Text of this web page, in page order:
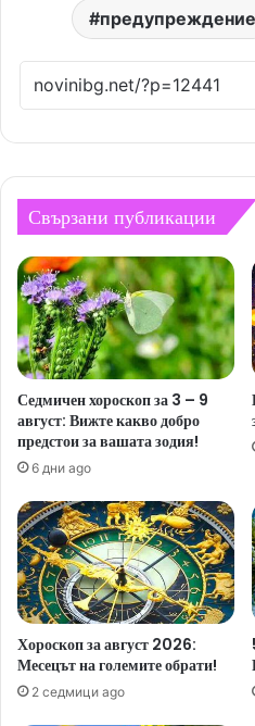
предупреждение
Свързани публикации
Седмичен хороскоп за 3 – 9
август: Вижте какво добро
предстои за вашата зодия!
6 дни ago
Хороскоп за август 2026:
Месецът на големите обрати!
2 седмици ago